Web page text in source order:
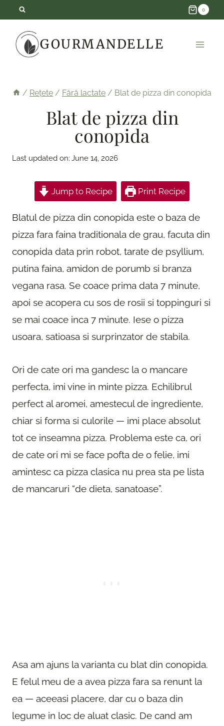
content
0
GOURMANDELLE
/ Rețete / Fără lactate / Blat de pizza din conopida
Blat de pizza din
conopida
Last updated on: June 14, 2026
Jump to Recipe Print Recipe
Blatul de pizza din conopida este o baza de
pizza fara faina traditionala de grau, facuta din
conopida data prin robot, tarate de psyllium,
putina faina, amidon de porumb si branza
vegana rasa. Se coace prima data 7 minute,
apoi se acopera cu sos de rosii si toppinguri si
se mai coace inca 7 minute. Iese o pizza
usoara, satioasa si surprinzator de stabila.
Ori de cate ori ma gandesc la o mancare
perfecta, imi vine in minte pizza. Echilibrul
perfect al aromei, amestecul de ingrediente,
chiar si forma si culorile — imi place absolut
tot ce inseamna pizza. Problema este ca, ori
de cate ori mi se face pofta de o felie, imi
amintesc ca pizza clasica nu prea sta pe lista
de mancaruri “de dieta, sanatoase”.
Asa am ajuns la varianta cu blat din conopida.
E felul meu de a avea pizza fara sa renunt la
ea — aceeasi placere, dar cu o baza din
legume in loc de aluat clasic. De cand am